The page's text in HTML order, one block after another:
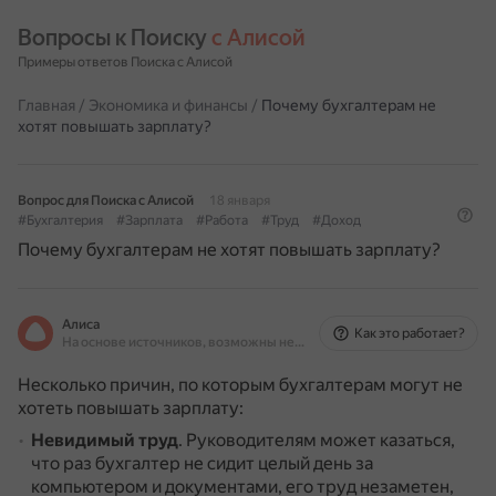
Вопросы к Поиску с Алисой
Примеры ответов Поиска с Алисой
Главная / Экономика и финансы / Почему бухгалтерам не
хотят повышать зарплату?
Вопрос для Поиска с Алисой
18 января
#Бухгалтерия
#Зарплата #Работа #Труд #Доход
Почему бухгалтерам не хотят повышать зарплату?
Алиса
На основе источников, возможны неточности
Как это работает?
Несколько причин, по которым бухгалтерам могут не
хотеть повышать зарплату:
Невидимый труд. Руководителям может казаться,
что раз бухгалтер не сидит целый день за
компьютером и документами, его труд незаметен,